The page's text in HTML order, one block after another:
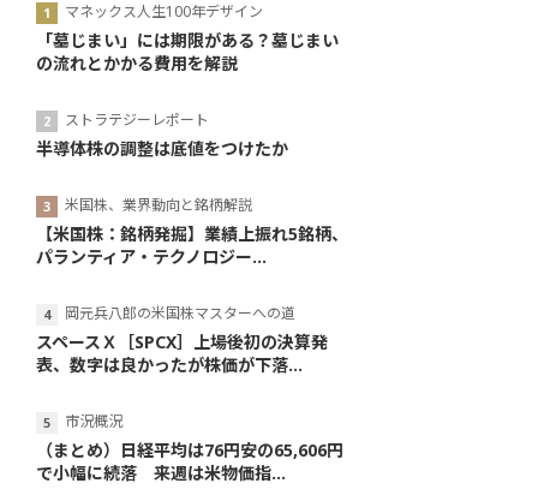
マネックス人生100年デザイン
「墓じまい」には期限がある？墓じまい
の流れとかかる費用を解説
ストラテジーレポート
半導体株の調整は底値をつけたか
米国株、業界動向と銘柄解説
【米国株：銘柄発掘】業績上振れ5銘柄、
パランティア・テクノロジー...
岡元兵八郎の米国株マスターへの道
スペースＸ［SPCX］上場後初の決算発
表、数字は良かったが株価が下落...
市況概況
（まとめ）日経平均は76円安の65,606円
で小幅に続落 来週は米物価指...